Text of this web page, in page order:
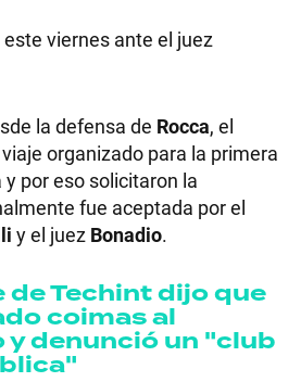
viernes ante el juez
la defensa de Rocca, el
organizado para la primera
por eso solicitaron la
fue aceptada por el
y el juez Bonadio.
de Techint dijo que
coimas al
denunció un "club